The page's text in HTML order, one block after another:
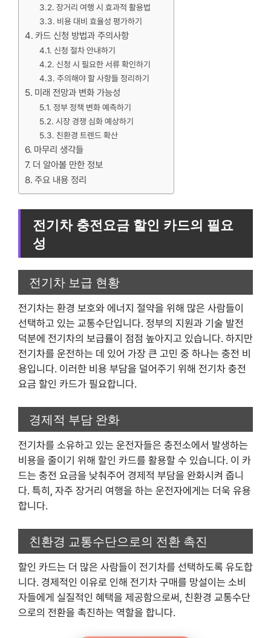
장거리 여행 시 효과적 활용법
비용 대비 효율성 평가하기
카드 신청 방법과 주의사항
신청 절차 안내하기
신청 시 필요한 서류 확인하기
주의해야 할 사항들 정리하기
미래 전망과 변화 가능성
정부 정책 변화 예측하기
시장 경쟁 심화 예상하기
친환경 트렌드 확산
마무리 생각들
더 알아볼 만한 정보
주요 내용 정리
전기차 충전요금 할인 카드의 필요
성
전기차 보급 현황
전기차는 환경 보호와 에너지 절약을 위해 많은 사람들이
선택하고 있는 교통수단입니다. 정부의 지원과 기술 발전
덕분에 전기차의 보급률이 점점 높아지고 있습니다. 하지만
전기차를 운전하는 데 있어 가장 큰 고민 중 하나는 충전 비
용입니다. 이러한 비용 부담을 덜어주기 위해 전기차 충전
요금 할인 카드가 필요합니다.
경제적 부담 완화
전기차를 소유하고 있는 운전자들은 충전소에서 발생하는
비용을 줄이기 위해 할인 카드를 활용할 수 있습니다. 이 카
드는 충전 요금을 낮춰주어 경제적 부담을 완화시켜 줍니
다. 특히, 자주 장거리 여행을 하는 운전자에게는 더욱 유용
합니다.
친환경 교통수단으로의 전환 촉진
할인 카드는 더 많은 사람들이 전기차를 선택하도록 유도합
니다. 경제적인 이유로 인해 전기차 구매를 망설이는 소비
자들에게 실질적인 혜택을 제공함으로써, 친환경 교통수단
으로의 전환을 촉진하는 역할을 합니다.